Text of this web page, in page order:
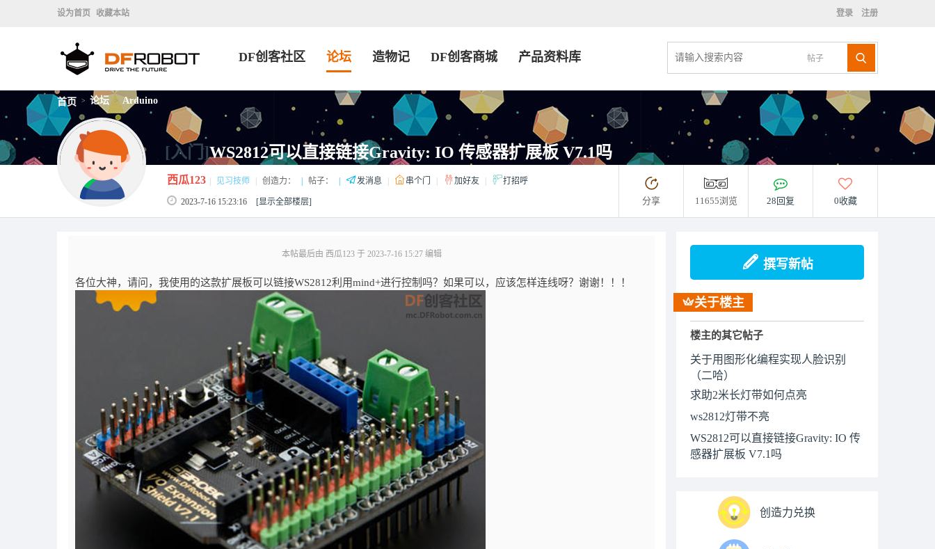
设为首页 收藏本站 登录 注册
帖子
DF创客社区 论坛 造物记 DF创客商城 产品资料库
首页 > 论坛 > Arduino
[入门]WS2812可以直接链接Gravity: IO 传感器扩展板 V7.1吗
西瓜123 见习技师 创造力： 帖子： 发消息 串个门 加好友 打招呼
2023-7-16 15:23:16 [显示全部楼层] 分享 11655浏览 28回复 0收藏
本帖最后由 西瓜123 于 2023-7-16 15:27 编辑
各位大神，请问，我使用的这款扩展板可以链接WS2812利用mind+进行控制吗？如果可以，应该怎样连线呀？谢谢！！！
撰写新帖
关于楼主
楼主的其它帖子
关于用图形化编程实现人脸识别
（二哈）
求助2米长灯带如何点亮
ws2812灯带不亮
WS2812可以直接链接Gravity: IO 传
感器扩展板 V7.1吗
创造力兑换